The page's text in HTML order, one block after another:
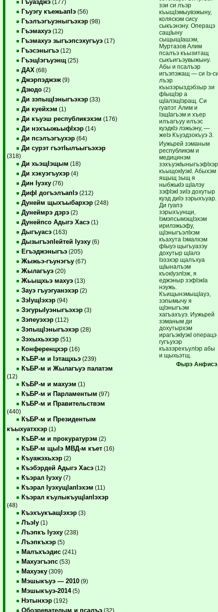
Гъуазджэ (177)
Гъуэгу къежьапIэ (56)
Гъэлъэгъуэныгъэхэр (98)
Гъэмахуэ (12)
Гъэмахуэ зыгъэпсэхугъуэ (17)
Гъэсэныгъэ (12)
ГъэщIэгъуэнщ (25)
ДАХ (68)
Джэрпэджэж (9)
Дзюдо (2)
Ди зэпыщIэныгъэхэр (33)
Ди куейхэм (1)
Ди къуэш республикэхэм (176)
Ди нэхъыжьыфIхэр (14)
Ди псэлъэгъухэр (64)
Ди сурэт гъэтIылъыгъэхэр
(318)
Ди хьэщIэщым (18)
Ди хэкуэгъухэр (4)
Дин Iуэху (76)
ДифI догъэлъапIэ (212)
Дунейм щыхъыбархэр (248)
Дунеймрэ дэрэ (2)
Дунейпсо Адыгэ Хасэ (1)
Дыгъуасэ (163)
ДызыгъэпIейтей Iуэху (6)
Егъэджэныгъэ (205)
Жыжьэ-гъунэгъу (67)
Жылагъуэ (20)
Жьыщхьэ махуэ (13)
Зауэ гъуэгуанэхэр (2)
ЗэIущIэхэр (94)
ЗэгурыIуэныгъэхэр (3)
Зэпеуэхэр (112)
ЗэпыщIэныгъэхэр (28)
Зэхыхьэхэр (51)
Конференцхэр (16)
КъБР-м и Iэтащхьэ (239)
КъБР-м и Жылагъуэ палатэм
(12)
КъБР-м и махуэм (1)
КъБР-м и Парламентым (97)
КъБР-м и Правительствэм
(440)
КъБР-м и Президентым
къыхуатххэр (1)
КъБР-м и прокуратурэм (2)
КъБР-м щыIэ МВД-м къет (16)
Къуажэхьхэр (2)
Къэбэрдей Адыгэ Хасэ (12)
Къэрал Iуэху (7)
Къэрал IуэхущIапIэхэм (11)
Къэрал къулыкъущIапIэхэр
(48)
КъэхъукъащIэхэр (3)
ЛъэIу (1)
Лъэпкъ Iуэху (238)
Лъэпкъхэр (5)
Малъхъэдис (241)
Махуэгъэпс (53)
Махуэку (309)
Мэшыкъуэ — 2010 (9)
Мэшыкъуэ-2014(5)
Нэтынхэр (192)
Обозревателым и псалъэ (32)
зэи си лъэр
къыщIэмыувэжыну,
коляскэм сису
сыкъэнэну. Операцэ
сащIыну
сыщыщIашэм,
Муртазов Алим
псалъэ къызитащ
сыкъигъэувыжыну.
Абы и псалъэр
игъэпэжащ — си Iэ-
лъэр
къызэрыздэбзыр зи
фIыщIэр а
щIалэщIэращ. Си
гуапэт Алим и
IэщIагъэм и хъер
илъагъуу илъэс
куэдкIэ лэжьэну, —
жеIэ Къуэдзокъуэ З.
Иужьрей зэманым
республикэм и
медицинэм
зэхъуэкIыныгъэфIхэр
къыщокIуэкI. Абыхэм
ящыщ зыщ я
ныбжькIэ щIалэу
зэфIэкI зиIэ дохутыр
куэд диIэ зэрыхъуар.
Ди гуапэ
зэрыхъунщи,
IэмэпсымэщIэхэм
ирилэжьэфу,
щIэныгъэлIхэм
къахута Iэмалхэм
фIыуэ щыгъуазэу
дохутыр щIалэ
Iэзэхэр щалъхуа
щIыналъэм
къокIуэлIэж, я
еджэныр зэфIэкIа
нэужь.
КъищынэмыщIауэ,
зэпымычу я
щIэныгъэм
хагъахъуэ. Иужьрей
зэманым ди
дохутырхэм
ирагъэкIуэкI операцэ
гугъухэр
къазэрехъулIэр абы
и щыхьэтщ.
Фырэ